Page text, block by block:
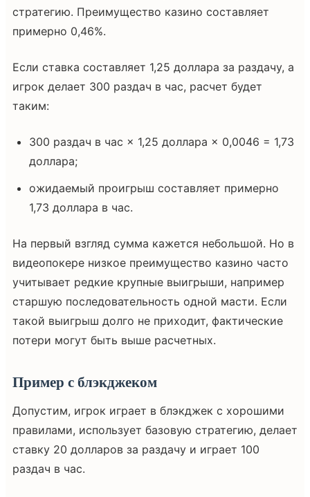
стратегию. Преимущество казино составляет
примерно 0,46%.
Если ставка составляет 1,25 доллара за раздачу, а
игрок делает 300 раздач в час, расчет будет
таким:
300 раздач в час × 1,25 доллара × 0,0046 = 1,73
доллара;
ожидаемый проигрыш составляет примерно
1,73 доллара в час.
На первый взгляд сумма кажется небольшой. Но в
видеопокере низкое преимущество казино часто
учитывает редкие крупные выигрыши, например
старшую последовательность одной масти. Если
такой выигрыш долго не приходит, фактические
потери могут быть выше расчетных.
Пример с блэкджеком
Допустим, игрок играет в блэкджек с хорошими
правилами, использует базовую стратегию, делает
ставку 20 долларов за раздачу и играет 100
раздач в час.